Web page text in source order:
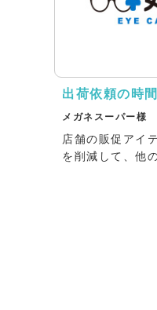
出荷依頼の時
メガネスーパー様
店舗の販促アイ
を削減して、他